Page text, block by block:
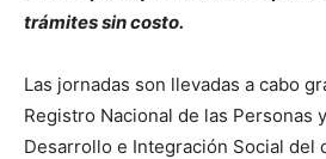
trámites sin costo.
Las jornadas son llevadas a cabo
Registro Nacional de las Personas
Desarrollo e Integración Social del